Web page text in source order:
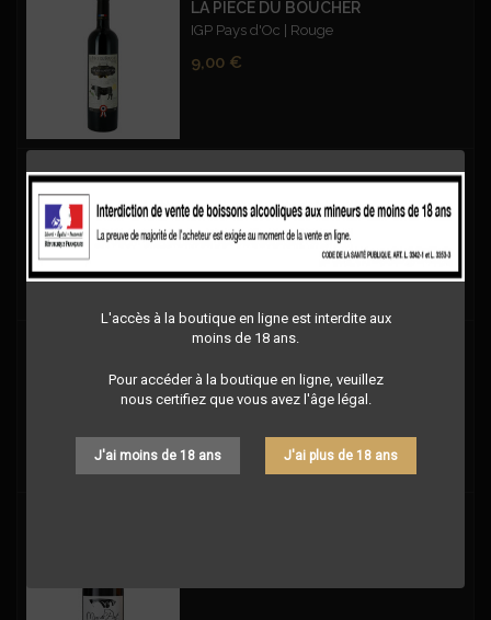
L'accès à la boutique en ligne est interdite aux
moins de 18 ans.
Pour accéder à la boutique en ligne, veuillez
nous certifiez que vous avez l'âge légal.
J'ai moins de 18 ans J'ai plus de 18 ans
LA PIÈCE DU BOUCHER
IGP Pays d'Oc | Rouge
Prix
9,00 €
VIGNOBLES VELLAS - CUVEE PRESTIGE BLEND 99 CABERNET SAUVIGNON – ROUGE
Blend 99 - Cabernet Sauvignon - IGP OC -
Rouge
Grand Blaquière | IGP Saint-Guilhem-le-
Désert | Rouge